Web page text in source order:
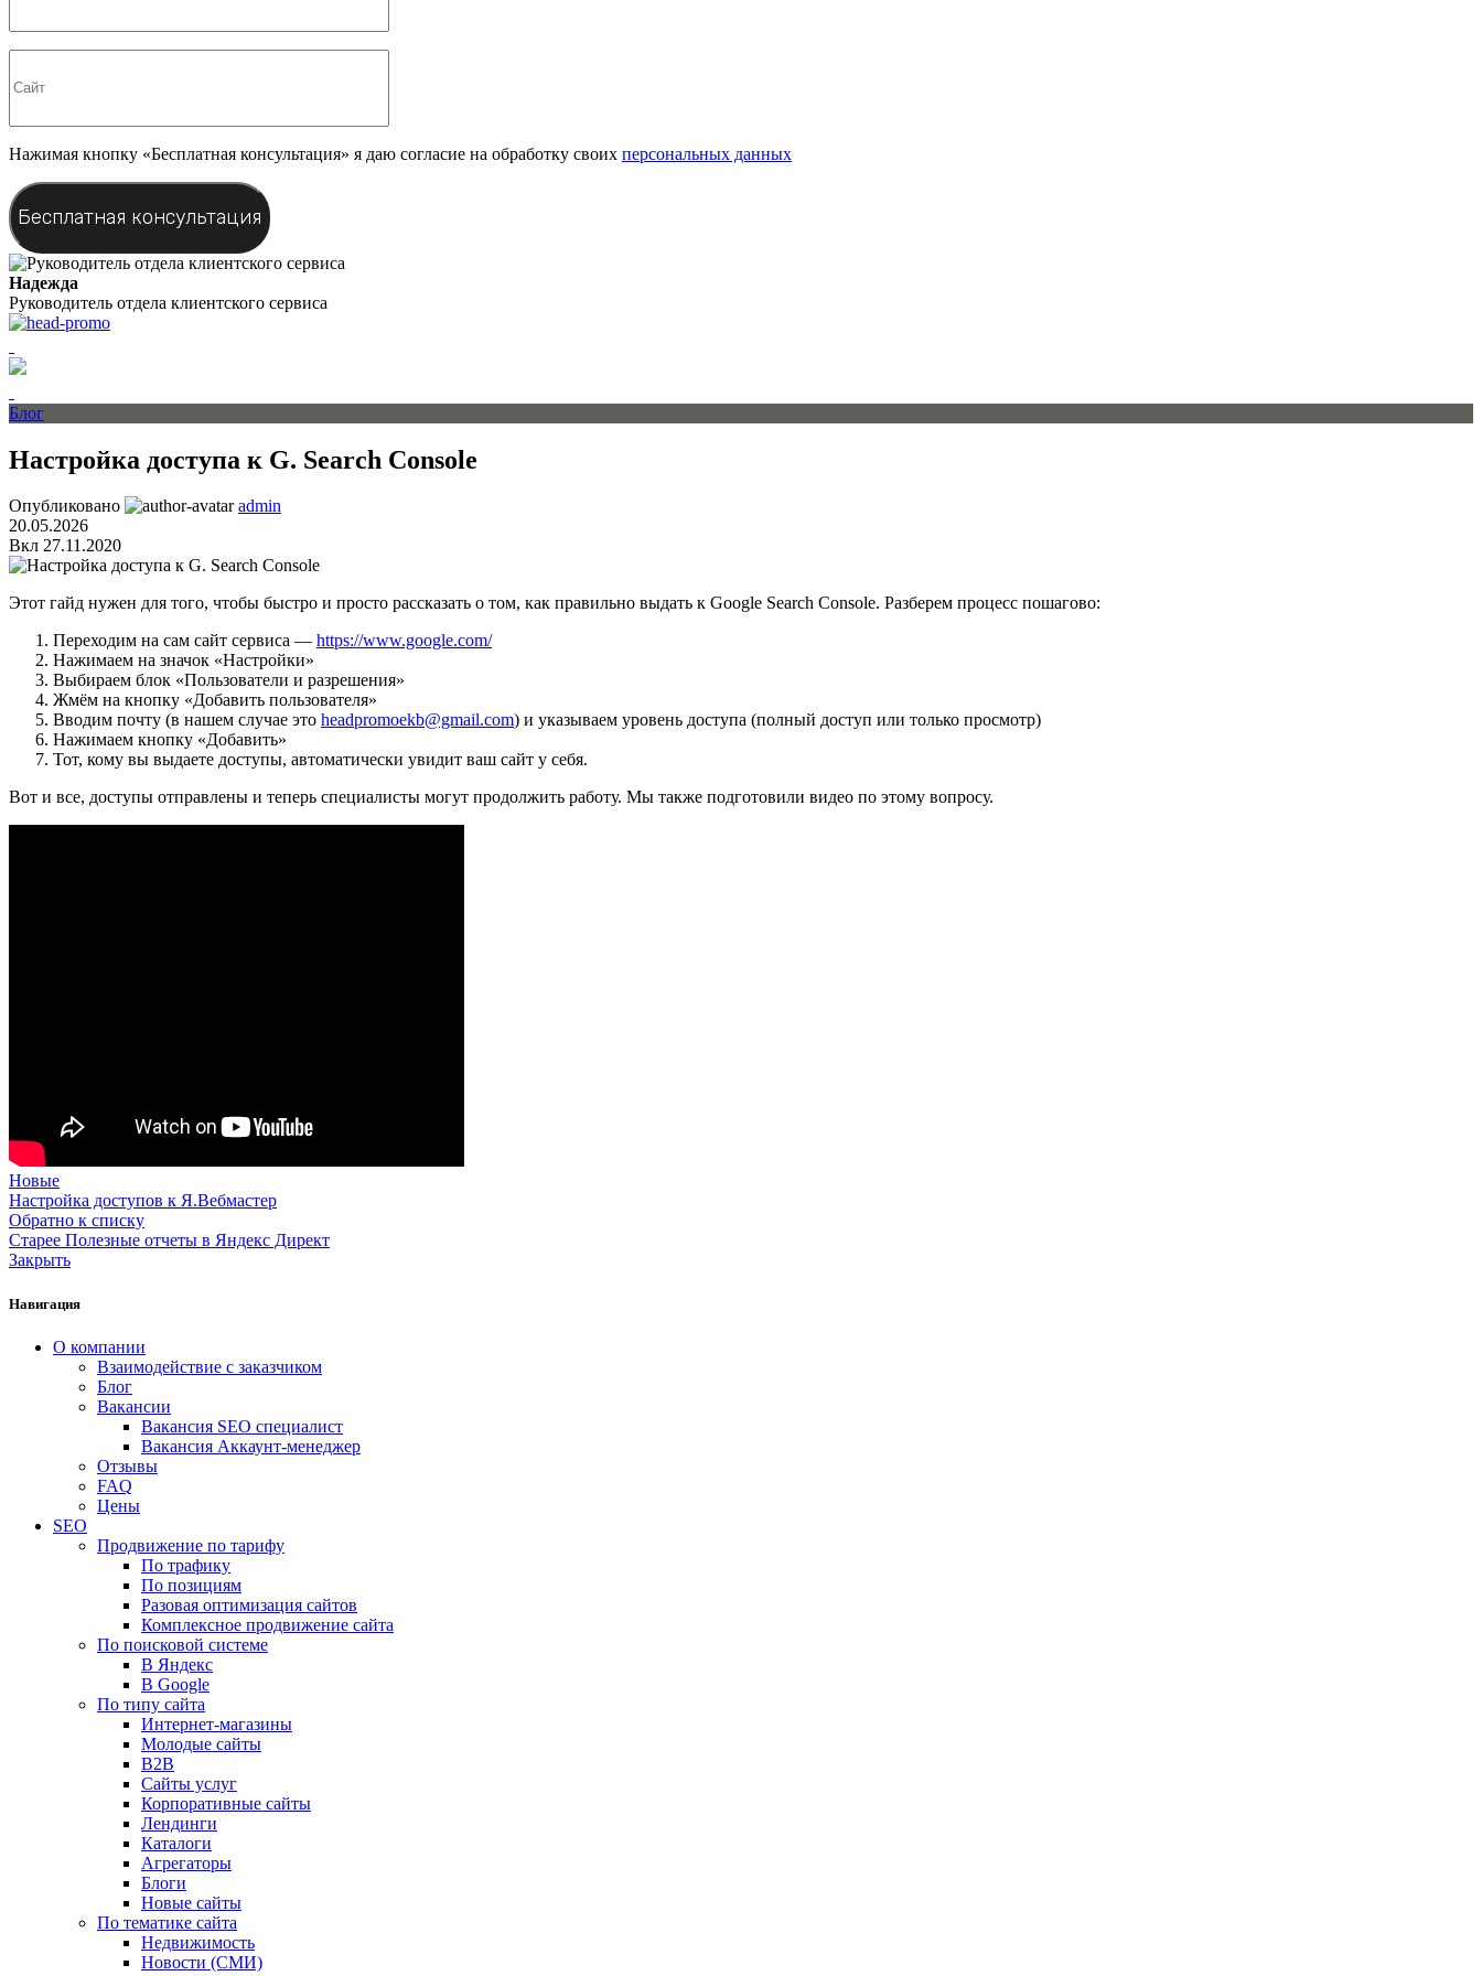
Нажимая кнопку «Бесплатная консультация» я даю согласие на обработку своих персональных данных
Надежда
Руководитель отдела клиентского сервиса
Блог
Настройка доступа к G. Search Console
Опубликовано
admin
20.05.2026
Вкл 27.11.2020
Этот гайд нужен для того, чтобы быстро и просто рассказать о том, как правильно выдать к Google Search Console. Разберем процесс пошагово:
Переходим на сам сайт сервиса — https://www.google.com/
Нажимаем на значок «Настройки»
Выбираем блок «Пользователи и разрешения»
Жмём на кнопку «Добавить пользователя»
Вводим почту (в нашем случае это headpromoekb@gmail.com) и указываем уровень доступа (полный доступ или только просмотр)
Нажимаем кнопку «Добавить»
Тот, кому вы выдаете доступы, автоматически увидит ваш сайт у себя.
Вот и все, доступы отправлены и теперь специалисты могут продолжить работу. Мы также подготовили видео по этому вопросу.
Новые
Настройка доступов к Я.Вебмастер
Обратно к списку
Старее Полезные отчеты в Яндекс Директ
Закрыть
Навигация
О компании
Взаимодействие с заказчиком
Блог
Вакансии
Вакансия SEO специалист
Вакансия Аккаунт-менеджер
Отзывы
FAQ
Цены
SEO
Продвижение по тарифу
По трафику
По позициям
Разовая оптимизация сайтов
Комплексное продвижение сайта
По поисковой системе
В Яндекс
В Google
По типу сайта
Интернет-магазины
Молодые сайты
B2B
Сайты услуг
Корпоративные сайты
Лендинги
Каталоги
Агрегаторы
Блоги
Новые сайты
По тематике сайта
Недвижимость
Новости (СМИ)